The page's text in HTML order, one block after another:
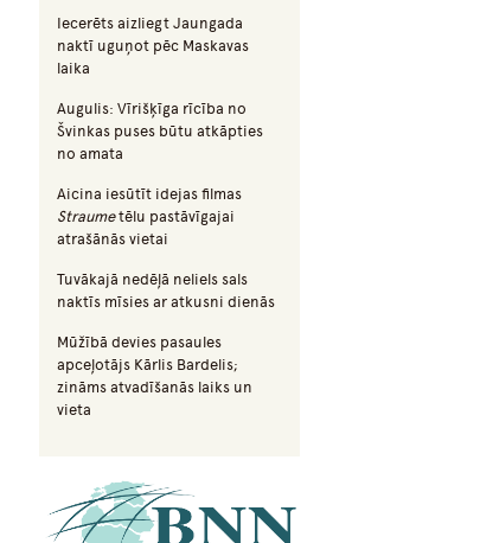
Iecerēts aizliegt Jaungada
naktī uguņot pēc Maskavas
laika
Augulis: Vīrišķīga rīcība no
Švinkas puses būtu atkāpties
no amata
Aicina iesūtīt idejas filmas
Straumetēlu pastāvīgajai
atrašānās vietai
Tuvākajā nedēļā neliels sals
naktīs mīsies ar atkusni dienās
Mūžībā devies pasaules
apceļotājs Kārlis Bardelis;
zināms atvadīšanās laiks un
vieta